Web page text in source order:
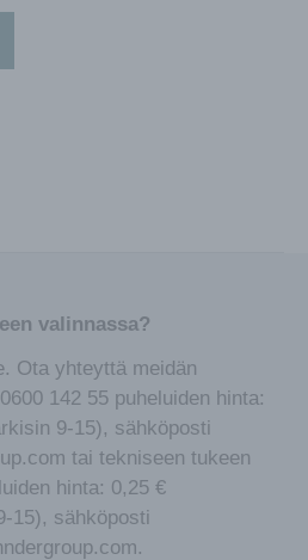
valinnassa?
Ota yhteyttä meidän
142 55 puheluiden hinta:
9-15), sähköposti
tai tekniseen tukeen
hinta: 0,25 €
15), sähköposti